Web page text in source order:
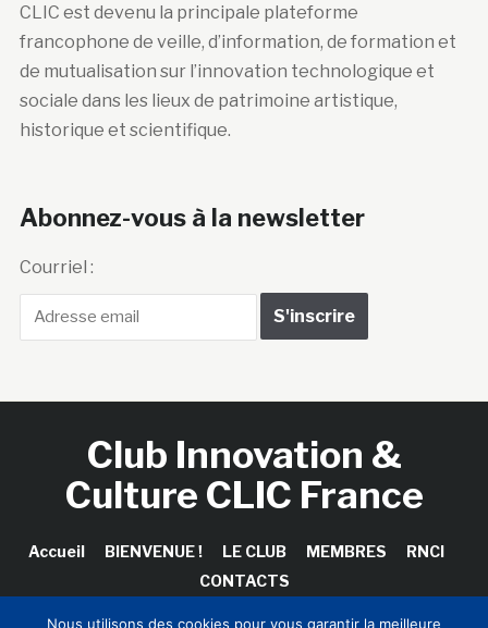
CLIC est devenu la principale plateforme
francophone de veille, d’information, de formation et
de mutualisation sur l’innovation technologique et
sociale dans les lieux de patrimoine artistique,
historique et scientifique.
Abonnez-vous à la newsletter
Courriel :
Club Innovation &
Culture CLIC France
Accueil BIENVENUE ! LE CLUB MEMBRES
RNCI
CONTACTS
Nous utilisons des cookies pour vous garantir la meilleure